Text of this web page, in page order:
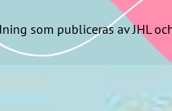
som publiceras av JHL